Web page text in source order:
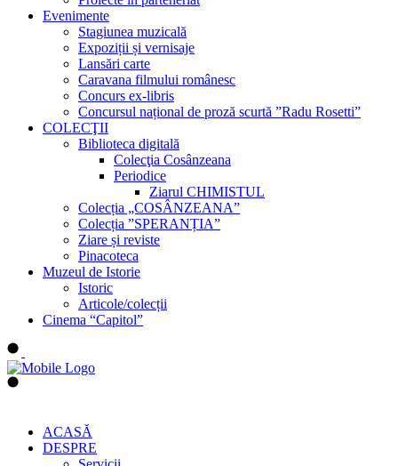
Evenimente
Stagiunea muzicală
Expoziții și vernisaje
Lansări carte
Caravana filmului românesc
Concurs ex-libris
Concursul național de proză scurtă ”Radu Rosetti”
COLECŢII
Biblioteca digitală
Colecţia Cosânzeana
Periodice
Ziarul CHIMISTUL
Colecția „COSÂNZEANA”
Colecția ”SPERANȚIA”
Ziare și reviste
Pinacoteca
Muzeul de Istorie
Istoric
Articole/colecții
Cinema “Capitol”
ACASĂ
DESPRE